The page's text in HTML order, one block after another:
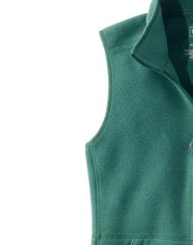
じ
ペ
ー
ジ
の
リ
ン
ク。